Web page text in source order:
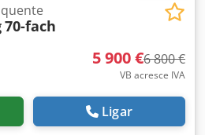
70-fach
5 900 €6 800 €
VB acresce IVA
Ligar